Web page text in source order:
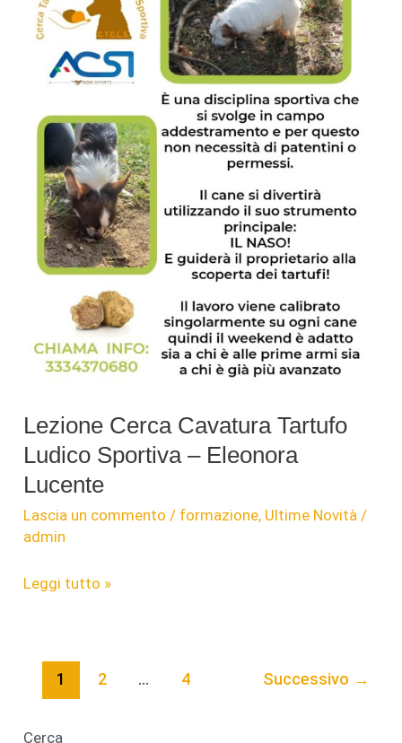
Lezione Cerca Cavatura Tartufo
Ludico Sportiva – Eleonora
Lucente
Lascia un commento / formazione, Ultime Novità /
admin
Lezione
Tartufo
Ludico
–
Leggi tutto »
1 2 … 4 Successivo →
Cerca